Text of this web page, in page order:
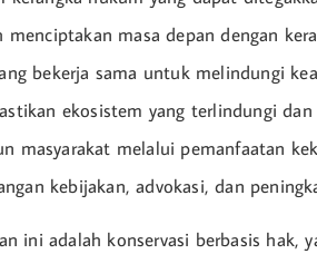
menciptakan masa depan dengan
bekerja sama untuk melindungi
ekosistem yang terlindungi
masyarakat melalui pemanfaatan
kebijakan, advokasi, dan
ini adalah konservasi berbasis hak,